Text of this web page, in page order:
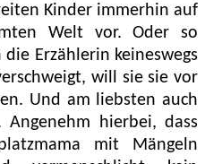
Kinder immerhin auf
Welt vor. Oder so
Erzählerin keineswegs
will sie sie vor
Und am liebsten auch
hierbei, dass
mit Mängeln